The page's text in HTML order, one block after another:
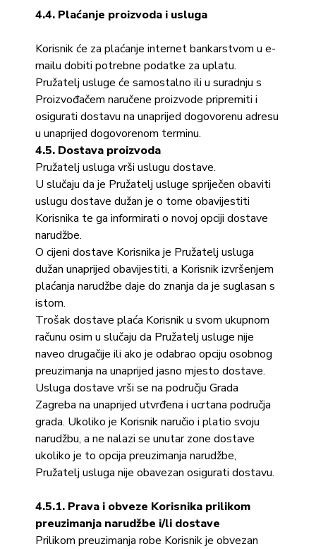
4.4. Plaćanje proizvoda i usluga
Korisnik će za plaćanje internet bankarstvom u e-
mailu dobiti potrebne podatke za uplatu.
Pružatelj usluge će samostalno ili u suradnju s
Proizvođačem naručene proizvode pripremiti i
osigurati dostavu na unaprijed dogovorenu adresu
u unaprijed dogovorenom terminu.
4.5. Dostava proizvoda
Pružatelj usluga vrši uslugu dostave.
U slučaju da je Pružatelj usluge spriječen obaviti
uslugu dostave dužan je o tome obavijestiti
Korisnika te ga informirati o novoj opciji dostave
narudžbe.
O cijeni dostave Korisnika je Pružatelj usluga
dužan unaprijed obavijestiti, a Korisnik izvršenjem
plaćanja narudžbe daje do znanja da je suglasan s
istom.
Trošak dostave plaća Korisnik u svom ukupnom
računu osim u slučaju da Pružatelj usluge nije
naveo drugačije ili ako je odabrao opciju osobnog
preuzimanja na unaprijed jasno mjesto dostave.
Usluga dostave vrši se na području Grada
Zagreba na unaprijed utvrđena i ucrtana područja
grada. Ukoliko je Korisnik naručio i platio svoju
narudžbu, a ne nalazi se unutar zone dostave
ukoliko je to opcija preuzimanja narudžbe,
Pružatelj usluga nije obavezan osigurati dostavu.
4.5.1. Prava i obveze Korisnika prilikom
preuzimanja narudžbe i/li dostave
Prilikom preuzimanja robe Korisnik je obvezan